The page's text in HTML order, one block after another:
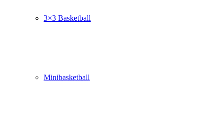
3×3 Basketball
Minibasketball